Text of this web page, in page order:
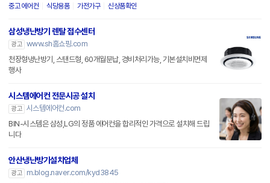
중고 에어컨 식당용품 가전가구 신상품확인
삼성냉난방기 렌탈 접수센터
광고 www.sh홈쇼핑.com
천장형냉난방기, 스탠드형, 60개월분납, 경비처리가능, 기본설치비면제
행사
시스템에어컨 전문시공 설치
광고 시스템에어컨.com
BIN-시스템은 삼성,LG의 정품 에어컨을 합리적인 가격으로 설치해 드립
니다
안산냉난방기설치업체
광고
m.blog.naver.com/kyd3845